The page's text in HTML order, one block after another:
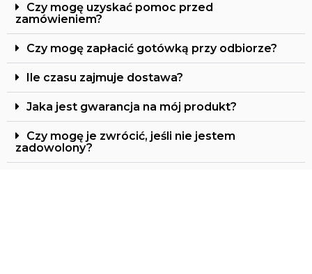
Czy mogę uzyskać pomoc przed
zamówieniem?
Czy mogę zapłacić gotówką przy odbiorze?
Ile czasu zajmuje dostawa?
Jaka jest gwarancja na mój produkt?
Czy mogę je zwrócić, jeśli nie jestem
zadowolony?